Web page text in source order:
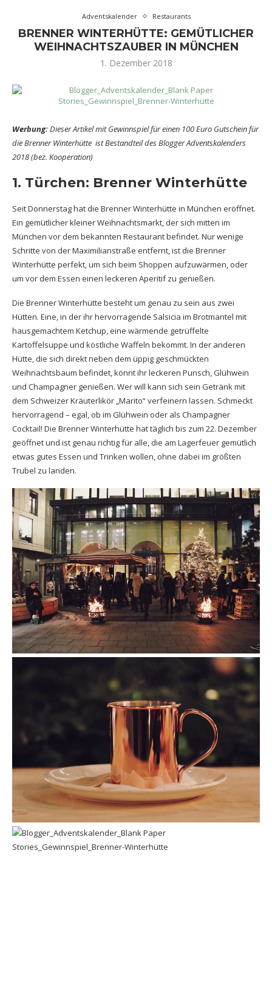
Adventskalender Restaurants
BRENNER WINTERHÜTTE: GEMÜTLICHER
WEIHNACHTSZAUBER IN MÜNCHEN
1. Dezember 2018
Werbung:Dieser Artikel mit Gewinnspiel für einen 100 Euro Gutschein für
die Brenner Winterhütte ist Bestandteil des Blogger Adventskalenders
2018 (bez. Kooperation)
1. Türchen: Brenner Winterhütte
Seit Donnerstag hat die Brenner Winterhütte in München eröffnet.
Ein gemütlicher kleiner Weihnachtsmarkt, der sich mitten im
München vor dem bekannten Restaurant befindet. Nur wenige
Schritte von der Maximilianstraße entfernt, ist die Brenner
Winterhütte perfekt, um sich beim Shoppen aufzuwärmen, oder
um vor dem Essen einen leckeren Aperitif zu genießen.
Die Brenner Winterhütte besteht um genau zu sein aus zwei
Hütten. Eine, in der ihr hervorragende Salsicia im Brotmantel mit
hausgemachtem Ketchup, eine wärmende getrüffelte
Kartoffelsuppe und köstliche Waffeln bekommt. In der anderen
Hütte, die sich direkt neben dem üppig geschmückten
Weihnachtsbaum befindet, könnt ihr leckeren Punsch, Glühwein
und Champagner genießen. Wer will kann sich sein Getränk mit
dem Schweizer Kräuterlikör „Marito“ verfeinern lassen. Schmeckt
hervorragend – egal, ob im Glühwein oder als Champagner
Cocktail! Die Brenner Winterhütte hat täglich bis zum 22. Dezember
geöffnet und ist genau richtig für alle, die am Lagerfeuer gemütlich
etwas gutes Essen und Trinken wollen, ohne dabei im größten
Trubel zu landen.